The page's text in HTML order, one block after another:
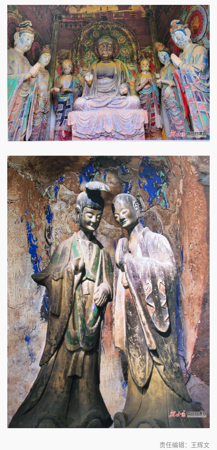
责任编辑：王辉文